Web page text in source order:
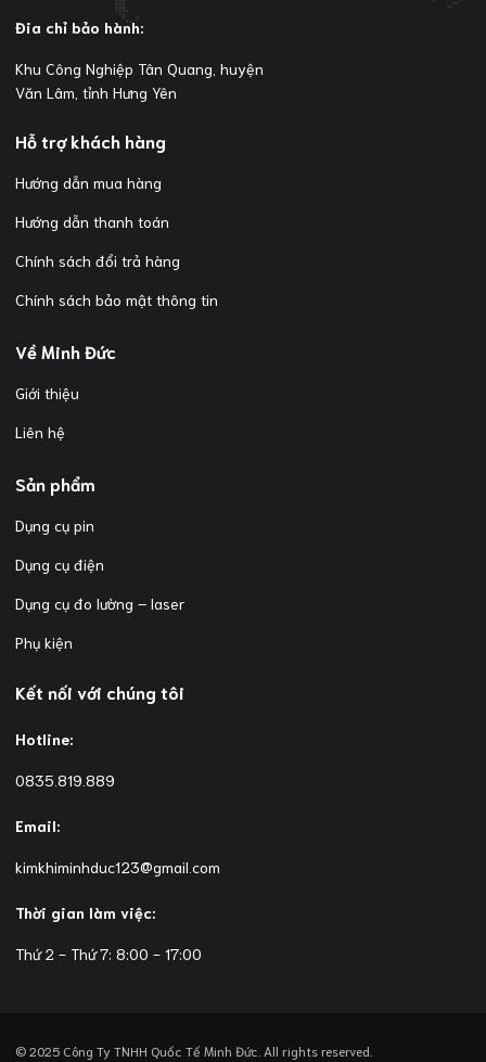
Đia chỉ bảo hành:
Khu Công Nghiệp Tân Quang, huyện
Văn Lâm, tỉnh Hưng Yên
Hỗ trợ khách hàng
Hướng dẫn mua hàng
Hướng dẫn thanh toán
Chính sách đổi trả hàng
Chính sách bảo mật thông tin
Về Minh Đức
Giới thiệu
Liên hệ
Sản phẩm
Dụng cụ pin
Dụng cụ điện
Dụng cụ đo lường – laser
Phụ kiện
Kết nối với chúng tôi
Hotline:
0835.819.889
Email:
kimkhiminhduc123@gmail.com
Thời gian làm việc:
Thứ 2 - Thứ 7: 8:00 - 17:00
© 2025 Công Ty TNHH Quốc Tế Minh Đức. All rights reserved.